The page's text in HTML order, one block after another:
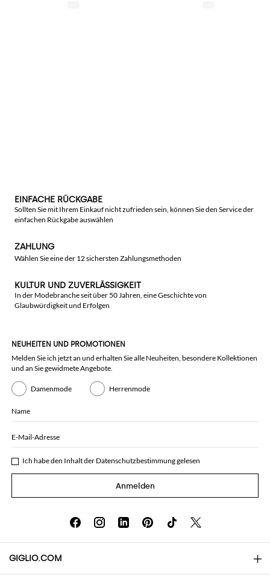
EINFACHE RÜCKGABE
Sollten Sie mit Ihrem Einkauf nicht zufrieden sein, können Sie den Service der
einfachen Rückgabe auswählen
ZAHLUNG
Wählen Sie eine der 12 sichersten Zahlungsmethoden
KULTUR UND ZUVERLÄSSIGKEIT
In der Modebranche seit über 50 Jahren, eine Geschichte von
Glaubwürdigkeit und Erfolgen
NEUHEITEN UND PROMOTIONEN
Melden Sie ich jetzt an und erhalten Sie alle Neuheiten, besondere Kollektionen
und an Sie gewidmete Angebote.
Damenmode Herrenmode
Name
E-Mail-Adresse
Ich habe den Inhalt der Datenschutzbestimmunggelesen
Anmelden
GIGLIO.COM